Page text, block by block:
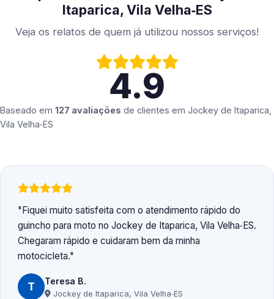
Itaparica, Vila Velha‑ES
Veja os relatos de quem já utilizou nossos serviços!
4.9
Baseado em 127 avaliações de clientes em Jockey de Itaparica,
Vila Velha‑ES
Fiquei muito satisfeita com o atendimento rápido do
guincho para moto no Jockey de Itaparica, Vila Velha‑ES.
Chegaram rápido e cuidaram bem da minha
motocicleta.
T Teresa B.
Jockey de Itaparica, Vila Velha‑ES